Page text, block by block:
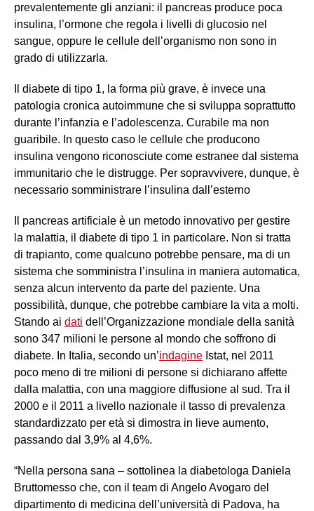
prevalentemente gli anziani: il pancreas produce poca
insulina, l’ormone che regola i livelli di glucosio nel
sangue, oppure le cellule dell’organismo non sono in
grado di utilizzarla.
Il diabete di tipo 1, la forma più grave, è invece una
patologia cronica autoimmune che si sviluppa soprattutto
durante l’infanzia e l’adolescenza. Curabile ma non
guaribile. In questo caso le cellule che producono
insulina vengono riconosciute come estranee dal sistema
immunitario che le distrugge. Per sopravvivere, dunque, è
necessario somministrare l’insulina dall’esterno
Il pancreas artificiale è un metodo innovativo per gestire
la malattia, il diabete di tipo 1 in particolare. Non si tratta
di trapianto, come qualcuno potrebbe pensare, ma di un
sistema che somministra l’insulina in maniera automatica,
senza alcun intervento da parte del paziente. Una
possibilità, dunque, che potrebbe cambiare la vita a molti.
Stando ai dati dell’Organizzazione mondiale della sanità
sono 347 milioni le persone al mondo che soffrono di
diabete. In Italia, secondo un’indagine Istat, nel 2011
poco meno di tre milioni di persone si dichiarano affette
dalla malattia, con una maggiore diffusione al sud. Tra il
2000 e il 2011 a livello nazionale il tasso di prevalenza
standardizzato per età si dimostra in lieve aumento,
passando dal 3,9% al 4,6%.
“Nella persona sana – sottolinea la diabetologa Daniela
Bruttomesso che, con il team di Angelo Avogaro del
dipartimento di medicina dell’università di Padova, ha